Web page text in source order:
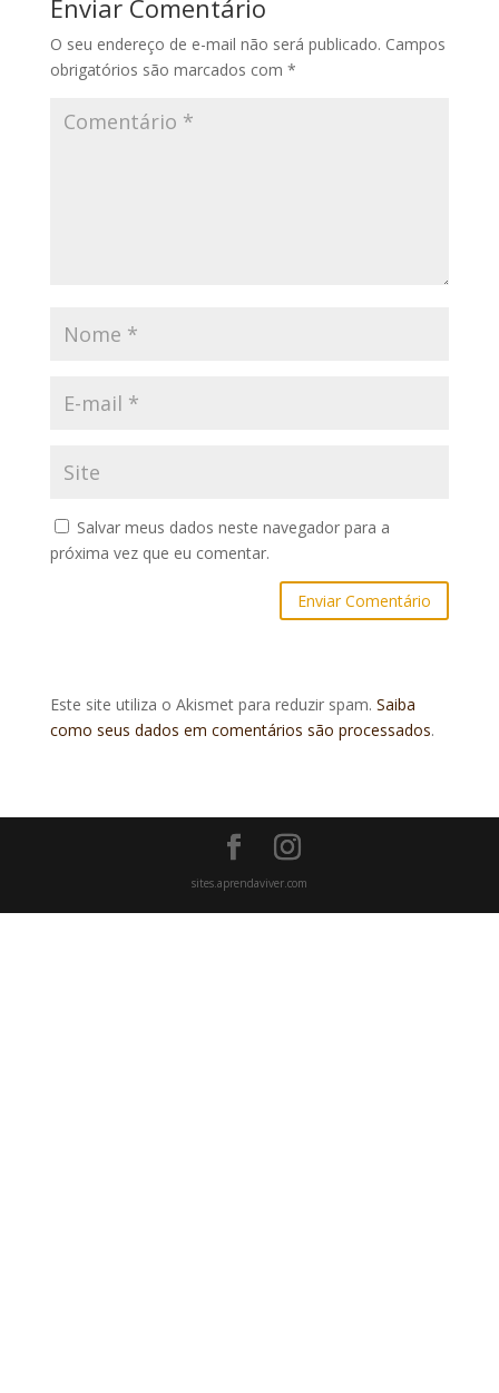
Enviar Comentário
O seu endereço de e-mail não será publicado. Campos
obrigatórios são marcados com *
Salvar meus dados neste navegador para a
próxima vez que eu comentar.
Este site utiliza o Akismet para reduzir spam. Saiba
como seus dados em comentários são processados.
sites.aprendaviver.com